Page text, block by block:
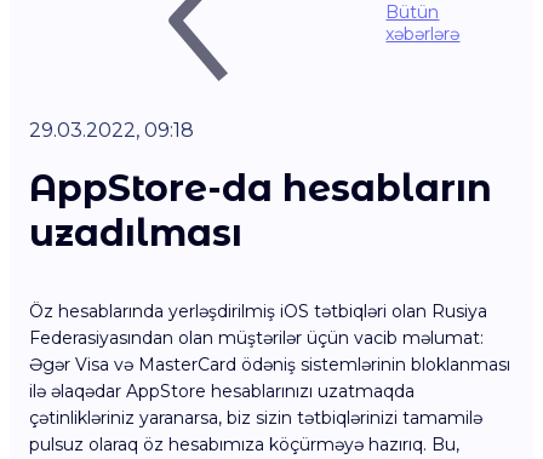
Bütün
xəbərlərə
29.03.2022, 09:18
AppStore-da hesabların
uzadılması
Öz hesablarında yerləşdirilmiş iOS tətbiqləri olan Rusiya
Federasiyasından olan müştərilər üçün vacib məlumat:
Əgər Visa və MasterCard ödəniş sistemlərinin bloklanması
ilə əlaqədar AppStore hesablarınızı uzatmaqda
çətinlikləriniz yaranarsa, biz sizin tətbiqlərinizi tamamilə
pulsuz olaraq öz hesabımıza köçürməyə hazırıq. Bu,